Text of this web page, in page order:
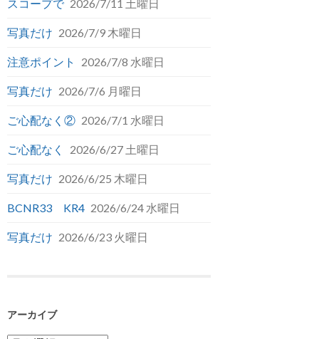
スコープで 2026/7/11 土曜日
写真だけ 2026/7/9 木曜日
注意ポイント 2026/7/8 水曜日
写真だけ 2026/7/6 月曜日
ご心配なく② 2026/7/1 水曜日
ご心配なく 2026/6/27 土曜日
写真だけ 2026/6/25 木曜日
BCNR33 KR4 2026/6/24 水曜日
写真だけ 2026/6/23 火曜日
アーカイブ